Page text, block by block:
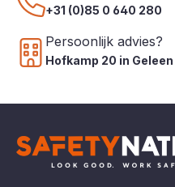
+31 (0)85 0 640 280
Persoonlijk advies?
Hofkamp 20 in Geleen